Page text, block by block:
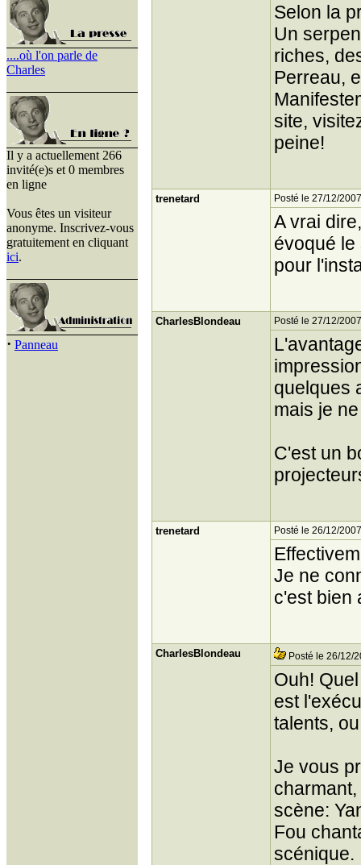
....où l'on parle de
Charles
Il y a actuellement 266
invité(e)s et 0 membres
en ligne
Vous êtes un visiteur
anonyme. Inscrivez-vous
gratuitement en cliquant
ici.
· Panneau
Selon la
Un
riches,
Perreau,
site,
peine!
trenetard Posté le 27/12/
A vrai
évoqué le
pour
CharlesBlondeau Posté le 27/12/
quelques
mais je
C'est un
trenetard Posté le 26/12/
Je ne
c'est bien
CharlesBlondeau Posté le 26/12/
Ouh!
est
talents,
Je vous
scène:
Fou
scénique.